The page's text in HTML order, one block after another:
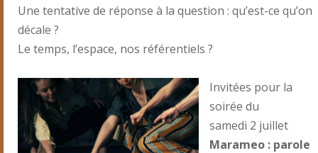
Une tentative de réponse à la question : qu’est-ce qu’on
décale ?
Le temps, l’espace, nos référentiels ?
Invitées pour la
soirée du
samedi 2 juillet
Marameo : parole